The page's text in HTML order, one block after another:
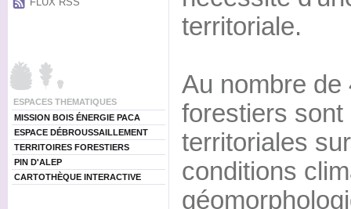
ESPACES THEMATIQUES
MISSION BOIS ÉNERGIE PACA
ESPACE DÉBROUSSAILLEMENT
TERRITOIRES FORESTIERS
PIN D'ALEP
CARTOTHÈQUE INTERACTIVE
territoriale.
Au nombre
forestiers
territoriales
conditions